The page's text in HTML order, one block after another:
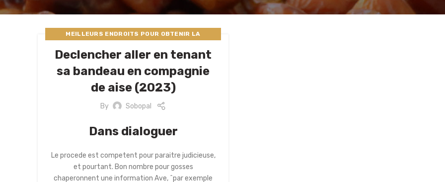
MEILLEURS ENDROITS POUR OBTENIR LA
Declencher aller en tenant
sa bandeau en compagnie
de aise (2023)
By Sobopal
Dans dialoguer
Le procede est competent pour paraitre judicieuse,
et pourtant. Bon nombre pour gosses
chaperonnent une information Ave, ^par exemple